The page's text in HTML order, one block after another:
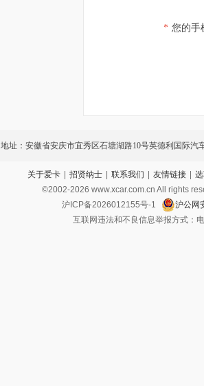
* 您的手
地址：安徽省安庆市宜秀区石塘湖路10号英德利国际汽
关于爱卡 | 招贤纳士 | 联系我们 | 友情链接 |
©2002-2026 www.xcar.com.cn All rights
沪ICP备2026012155号-1
沪公网
互联网违法和不良信息举报方式：